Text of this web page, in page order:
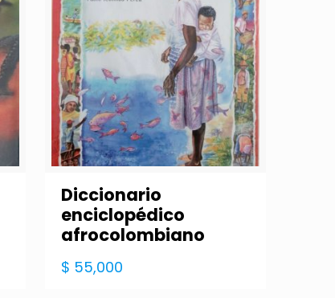
Diccionario
enciclopédico
afrocolombiano
$ 55,000